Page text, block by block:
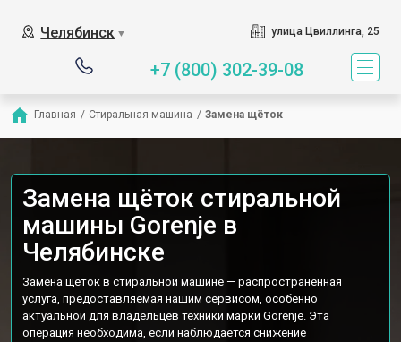
Челябинск ▼ улица Цвиллинга, 25
+7 (800) 302-39-08
Главная / Стиральная машина / Замена щёток
Замена щёток стиральной
машины Gorenje в
Челябинске
Замена щеток в стиральной машине — распространённая
услуга, предоставляемая нашим сервисом, особенно
актуальной для владельцев техники марки Gorenje. Эта
операция необходима, если наблюдается снижение